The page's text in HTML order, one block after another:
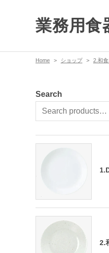
業務用食
Home ショップ 2.和食
Search
2.